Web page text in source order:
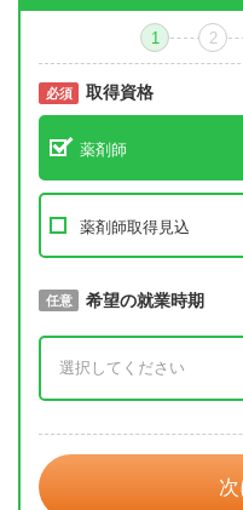
1 2
必須 取得資格
薬剤師
薬剤師取得見込
必須 取得予定年
任意 希望の就業時期